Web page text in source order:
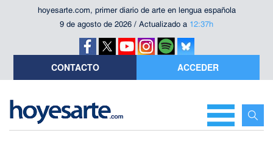
hoyesarte.com, primer diario de arte en lengua española
9 de agosto de 2026 / Actualizado a 12:37h
CONTACTO ACCEDER